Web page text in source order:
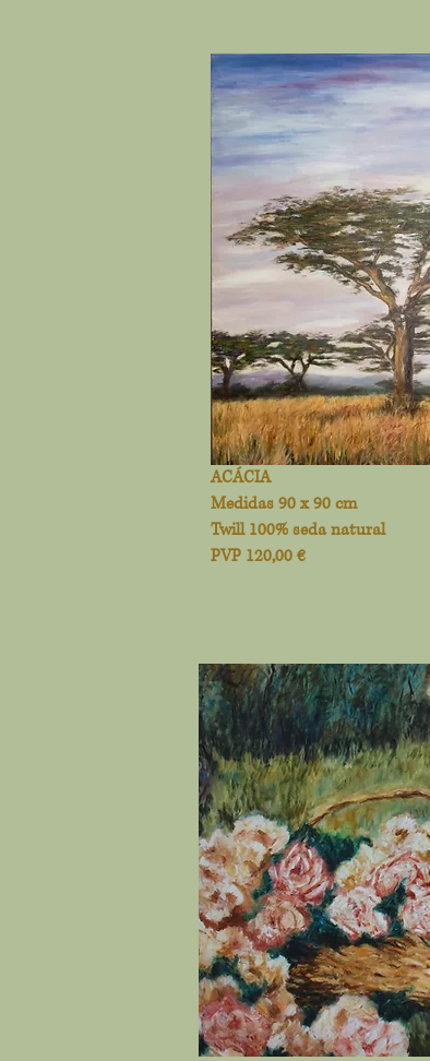
ACÁCIA
Medidas 90 x 90 cm
Twill 100% seda natural
PVP 120,00 €